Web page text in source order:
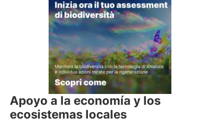
Apoyo a la economía y los
ecosistemas locales